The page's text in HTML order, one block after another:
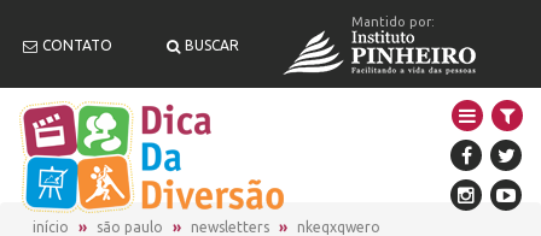
CONTATO BUSCAR
Mantido por:
início são paulo newsletters nkeqxqwero